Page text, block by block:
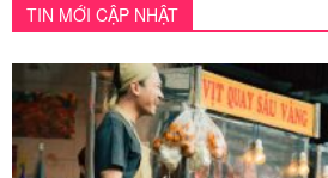
TIN MỚI CẬP NHẬT